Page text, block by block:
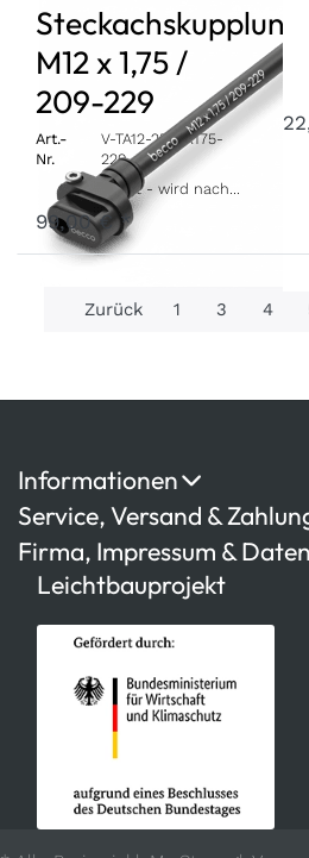
Steckachskupplung
M12 x 1,75 /
209-229
Art.-
Nr.
V-TA12-25-BK175-
229
Ausverkauft - wird nachgeliefert, sobald wieder auf Lager.
99,00 € *
Zurück 1 3 4
Informationen
Service, Versand &
Firma, Impressum &
Leichtbauprojekt